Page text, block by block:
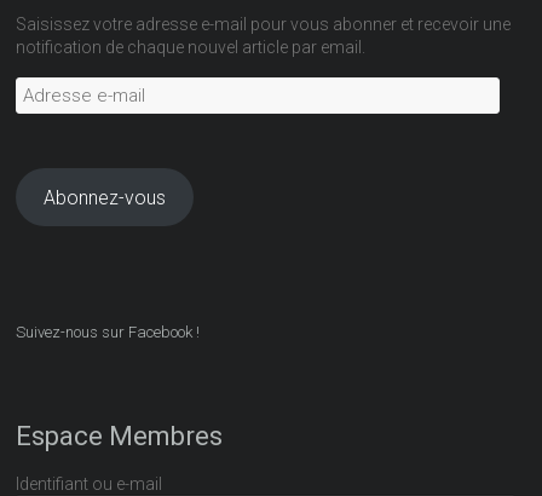
Saisissez votre adresse e-mail pour vous abonner et recevoir une
notification de chaque nouvel article par email.
Adresse
e-
Abonnez-vous
Suivez-nous sur Facebook !
Espace Membres
Identifiant ou e-mail